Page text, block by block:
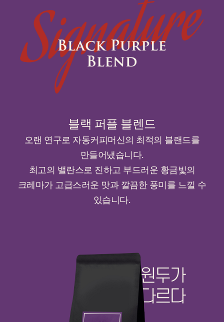
블랙 퍼플 블렌드
오랜 연구로 자동커피머신의 최적의 블랜드를
만들어냈습니다.
최고의 밸란스로 진하고 부드러운 황금빛의
크레마가 고급스러운 맛과 깔끔한 풍미를 느낄 수
있습니다.